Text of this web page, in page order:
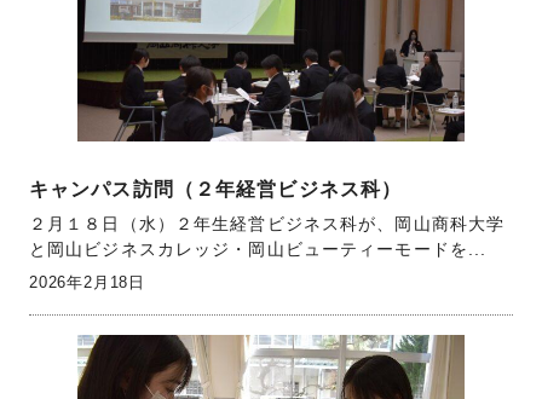
キャンパス訪問（２年経営ビジネス科）
２月１８日（水）２年生経営ビジネス科が、岡山商科大学
と岡山ビジネスカレッジ・岡山ビューティーモードを...
2026年2月18日